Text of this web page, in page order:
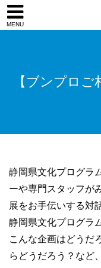
【ブンプロ
静岡県文化プログラ
ーや専門スタッフが
展をお手伝いする対
静岡県文化プログラ
こんな企画はどうだ
らどうだろう？など